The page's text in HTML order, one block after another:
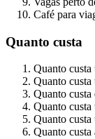
Café para
Quanto custa
Quanto
Quanto
Quanto
Quanto custa
Quanto
Quanto